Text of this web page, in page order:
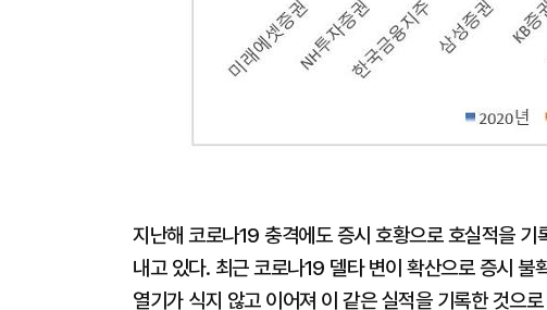
지난해 코로나19 충격에도 증시 호황으로 호실적을
내고 있다. 최근 코로나19 델타 변이 확산으로 증시
열기가 식지 않고 이어져 이 같은 실적을 기록한 것으